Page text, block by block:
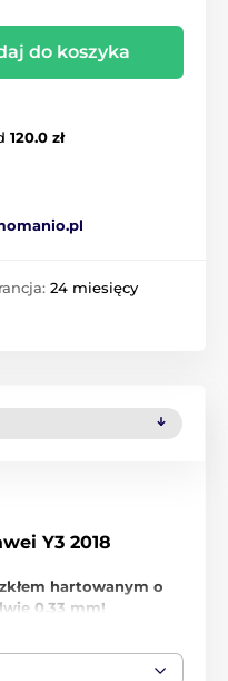
do koszyka
120.0 zł
24 miesięcy
Y3 2018
hartowanym o
0,33 mm!